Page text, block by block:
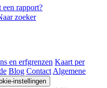
een rapport?
zoeker
en erfgrenzen Kaart per
Blog Contact Algemene
instellingen